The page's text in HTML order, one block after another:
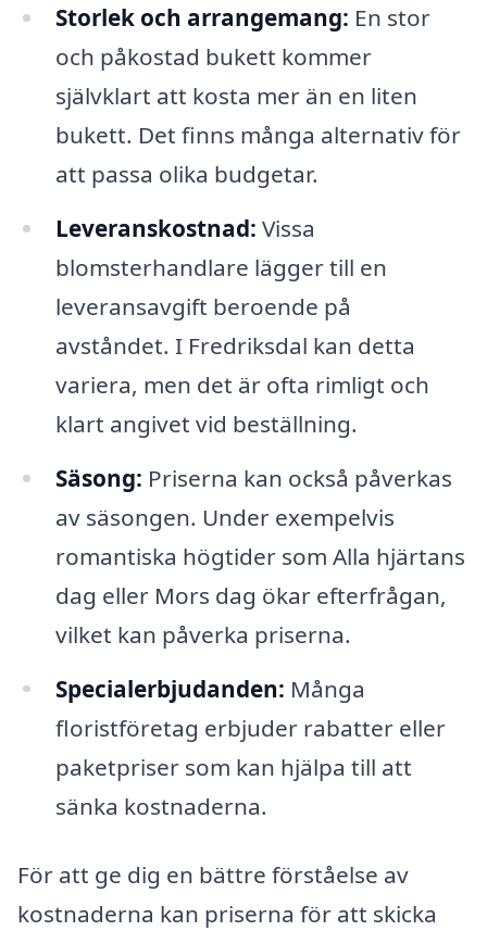
Storlek och arrangemang: En stor
och påkostad bukett kommer
självklart att kosta mer än en liten
bukett. Det finns många alternativ för
att passa olika budgetar.
Leveranskostnad: Vissa
blomsterhandlare lägger till en
leveransavgift beroende på
avståndet. I Fredriksdal kan detta
variera, men det är ofta rimligt och
klart angivet vid beställning.
Säsong: Priserna kan också påverkas
av säsongen. Under exempelvis
romantiska högtider som Alla hjärtans
dag eller Mors dag ökar efterfrågan,
vilket kan påverka priserna.
Specialerbjudanden: Många
floristföretag erbjuder rabatter eller
paketpriser som kan hjälpa till att
sänka kostnaderna.
För att ge dig en bättre förståelse av
kostnaderna kan priserna för att skicka